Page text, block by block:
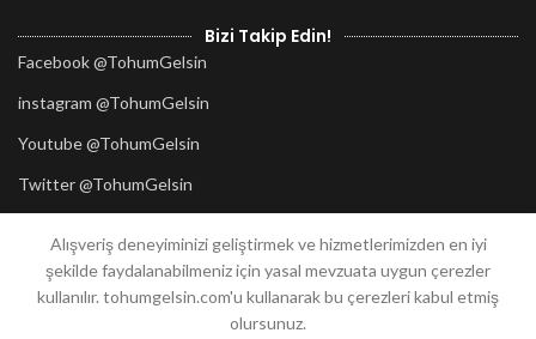
Bizi Takip Edin!
Facebook @TohumGelsin
instagram @TohumGelsin
Youtube @TohumGelsin
Twitter @TohumGelsin
2020TohumGelsin.comher hakkı saklıdır.
Tasarım:Güzellik Atölyesi Mersin
Alışveriş deneyiminizi geliştirmek ve hizmetlerimizden en iyi
şekilde faydalanabilmeniz için yasal mevzuata uygun çerezler
kullanılır. tohumgelsin.com'u kullanarak bu çerezleri kabul etmiş
olursunuz.